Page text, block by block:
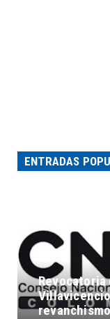
ENTRADAS